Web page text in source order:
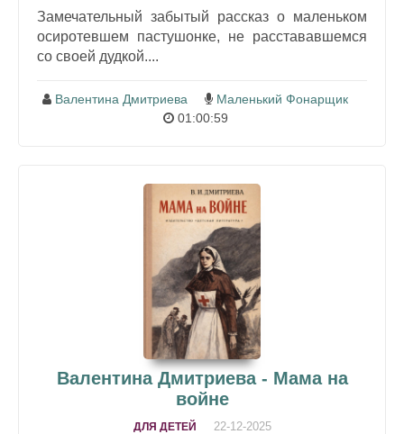
Замечательный забытый рассказ о маленьком
осиротевшем пастушонке, не расстававшемся
со своей дудкой....
Валентина Дмитриева
Маленький Фонарщик
01:00:59
Валентина Дмитриева - Мама на
войне
ДЛЯ ДЕТЕЙ 22-12-2025